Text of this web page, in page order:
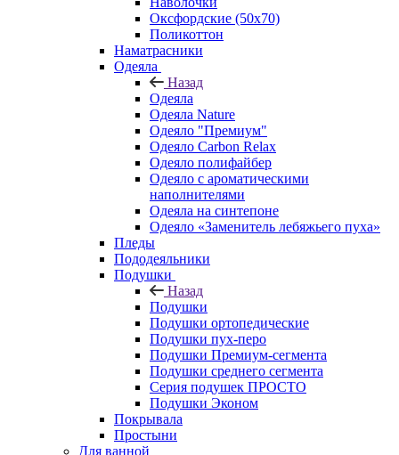
Оксфордские (50х70)
Поликоттон
Наматрасники
Одеяла
Назад
Одеяла
Одеяла Nature
Одеяло "Премиум"
Одеяло Carbon Relax
Одеяло полифайбер
Одеяло с ароматическими
наполнителями
Одеяла на синтепоне
Одеяло «Заменитель лебяжьего пуха»
Пледы
Пододеяльники
Подушки
Назад
Подушки
Подушки ортопедические
Подушки пух-перо
Подушки Премиум-сегмента
Подушки среднего сегмента
Серия подушек ПРОСТО
Подушки Эконом
Покрывала
Простыни
Для ванной